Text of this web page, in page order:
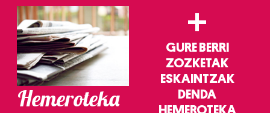
Hemeroteka
+
GURE BERRI
ZOZKETAK
ESKAINTZAK
DENDA
HEMEROTEKA